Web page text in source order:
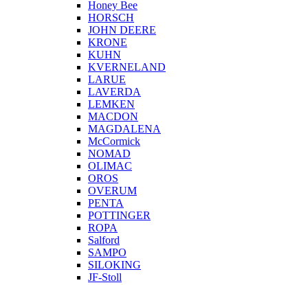
Honey Bee
HORSCH
JOHN DEERE
KRONE
KUHN
KVERNELAND
LARUE
LAVERDA
LEMKEN
MACDON
MAGDALENA
McCormick
NOMAD
OLIMAC
OROS
OVERUM
PENTA
POTTINGER
ROPA
Salford
SAMPO
SILOKING
JF-Stoll